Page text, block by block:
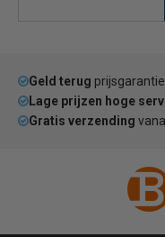
Geld terug prijsgarantie
Lage prijzen hoge
Gratis verzending